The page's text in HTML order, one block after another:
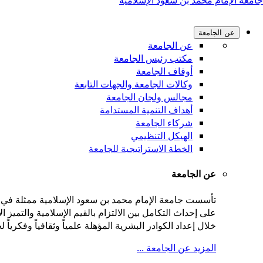
عن الجامعة
عن الجامعة
مكتب رئيس الجامعة
أوقاف الجامعة
وكالات الجامعة والجهات التابعة
مجالس ولجان الجامعة
أهداف التنمية المستدامة
شركاء الجامعة
الهيكل التنظيمي
الخطة الاستراتيجية للجامعة
عن الجامعة
على إحداث التكامل بين الالتزام بالقيم الإسلامية
خلال إعداد الكوادر البشرية المؤهلة علمياً وثقافياً
المزيد عن الجامعة ...